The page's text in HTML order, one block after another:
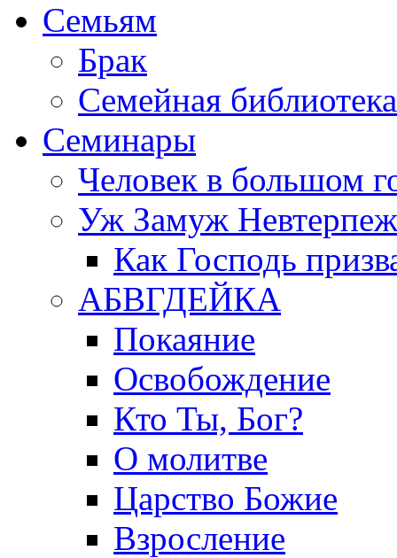
Семьям
Брак
Семейная библиотека
Семинары
Человек в большом
Уж Замуж Невтерпеж
Как Господь
АБВГДЕЙКА
Покаяние
Освобождение
Кто Ты, Бог?
О молитве
Царство Божие
Взросление